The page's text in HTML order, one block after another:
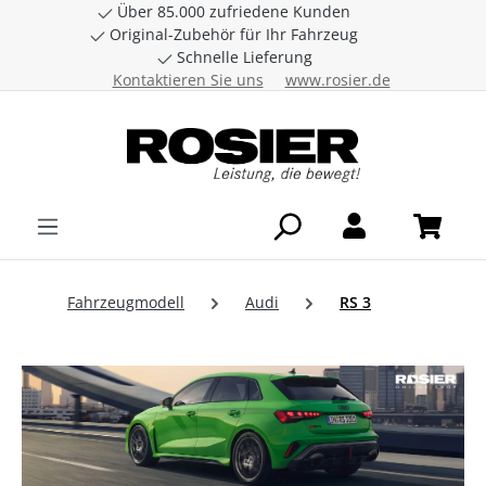
Zum Hauptinhalt springen
Über 85.000 zufriedene Kunden
Original-Zubehör für Ihr Fahrzeug
Schnelle Lieferung
Kontaktieren Sie uns
www.rosier.de
Fahrzeugmodell Audi RS 3